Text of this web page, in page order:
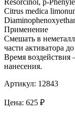
Resorcinol, p-
Citrus medica
Применение
Смешать в
части активатора
Время воздействия
нанесения.
Артикул: 12843
Цена: 625 ₽